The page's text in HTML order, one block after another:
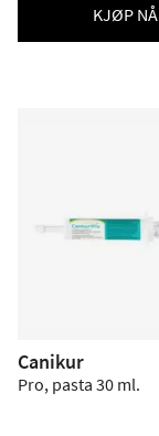
KJØP NÅ
Canikur
Pro, pasta 30 ml.